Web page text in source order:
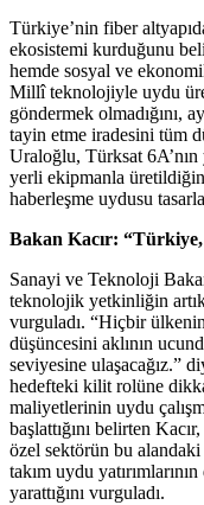
Türkiye’nin fiber
ekosistemi kurduğunu
hemde sosyal ve
Millî teknolojiyle uydu
göndermek olmadığını,
tayin etme iradesini tüm
Uraloğlu, Türksat
yerli ekipmanla
haberleşme uydusu
Bakan Kacır: “Türkiye,
Sanayi ve Teknoloji
teknolojik yetkinliğin
vurguladı. “Hiçbir
düşüncesini aklının
seviyesine ulaşacağız.”
hedefteki kilit rolüne
maliyetlerinin uydu
başlattığını belirten
özel sektörün bu alandaki
takım uydu
yarattığını vurguladı.